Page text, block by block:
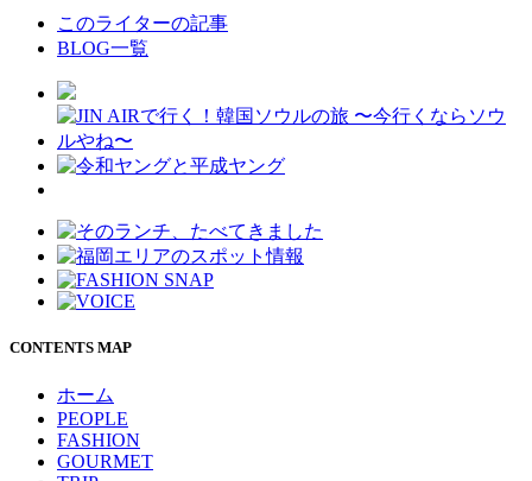
このライターの記事
BLOG一覧
CONTENTS MAP
ホーム
PEOPLE
FASHION
GOURMET